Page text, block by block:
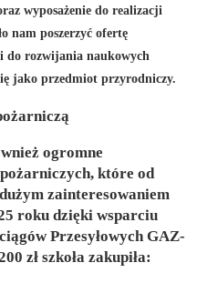
wyposażenie do realizacji
nam poszerzyć ofertę
do rozwijania naukowych
jako przedmiot przyrodniczy.
ogromne
które od
zainteresowaniem
roku dzięki wsparciu
Przesyłowych GAZ-
zł szkoła zakupiła: